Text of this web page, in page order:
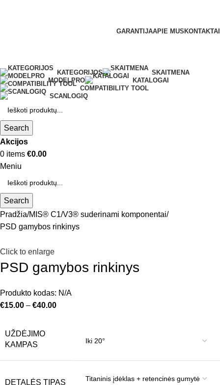
GARANTIJAAPIE MUS KONTAKTAI
KATEGORIJOS
SKAITMENA
MODELPRO
KATALOGAI
COMPATIBILITY TOOL
SCANLOGIQ
Search
Akcijos
0 items €0.00
Meniu
Search
Pradžia MIS® C1/V3® suderinami komponentai
PSD gamybos rinkinys
Click to enlarge
PSD gamybos rinkinys
Produkto kodas: N/A
€15.00 – €40.00
UŽDĖJIMO
KAMPAS
DETALĖS TIPAS